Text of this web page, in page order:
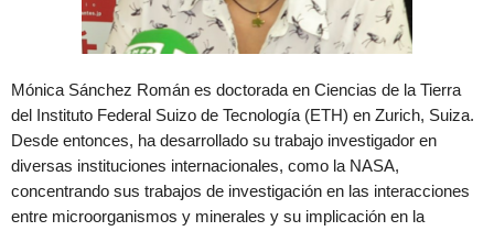
Mónica Sánchez Román es doctorada en Ciencias de la Tierra
del Instituto Federal Suizo de Tecnología (ETH) en Zurich, Suiza.
Desde entonces, ha desarrollado su trabajo investigador en
diversas instituciones internacionales, como la NASA,
concentrando sus trabajos de investigación en las interacciones
entre microorganismos y minerales y su implicación en la